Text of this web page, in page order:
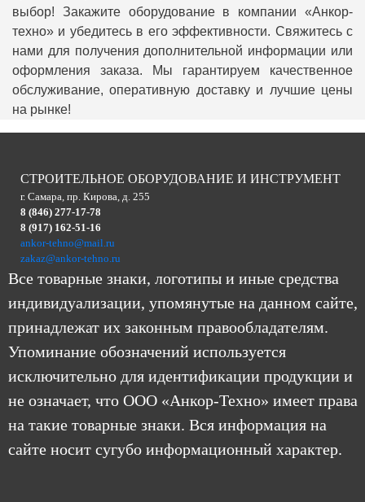
выбор! Закажите оборудование в компании «Анкор-
техно» и убедитесь в его эффективности. Свяжитесь с
нами для получения дополнительной информации или
оформления заказа. Мы гарантируем качественное
обслуживание, оперативную доставку и лучшие цены
на рынке!
СТРОИТЕЛЬНОЕ ОБОРУДОВАНИЕ И ИНСТРУМЕНТ
г. Самара, пр. Кирова, д. 255
8 (846) 277-17-78
8 (917) 162-51-16
ankor-tehno@mail.ru
zakaz@ankor-tehno.ru
Все товарные знаки, логотипы и иные средства
индивидуализации, упомянутые на данном сайте,
принадлежат их законным правообладателям.
Упоминание обозначений используется
исключительно для идентификации продукции и
не означает, что ООО «Анкор-Техно» имеет права
на такие товарные знаки. Вся информация на
сайте носит сугубо информационный характер.